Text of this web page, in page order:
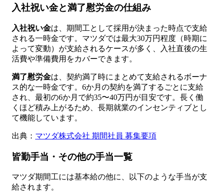
入社祝い金と満了慰労金の仕組み
入社祝い金は、期間工として採用が決まった時点で支給
される一時金です。マツダでは最大30万円程度（時期に
よって変動）が支給されるケースが多く、入社直後の生
活費や準備費用をカバーできます。
満了慰労金は、契約満了時にまとめて支給されるボーナ
ス的な一時金です。6か月の契約を満了するごとに支給
され、最初の6か月で約35〜40万円が目安です。長く働
くほど積み上がるため、長期就業のインセンティブとし
て機能しています。
出典： マツダ株式会社 期間社員 募集要項
皆勤手当・その他の手当一覧
マツダ期間工には基本給の他に、以下のような手当が支
給されます。